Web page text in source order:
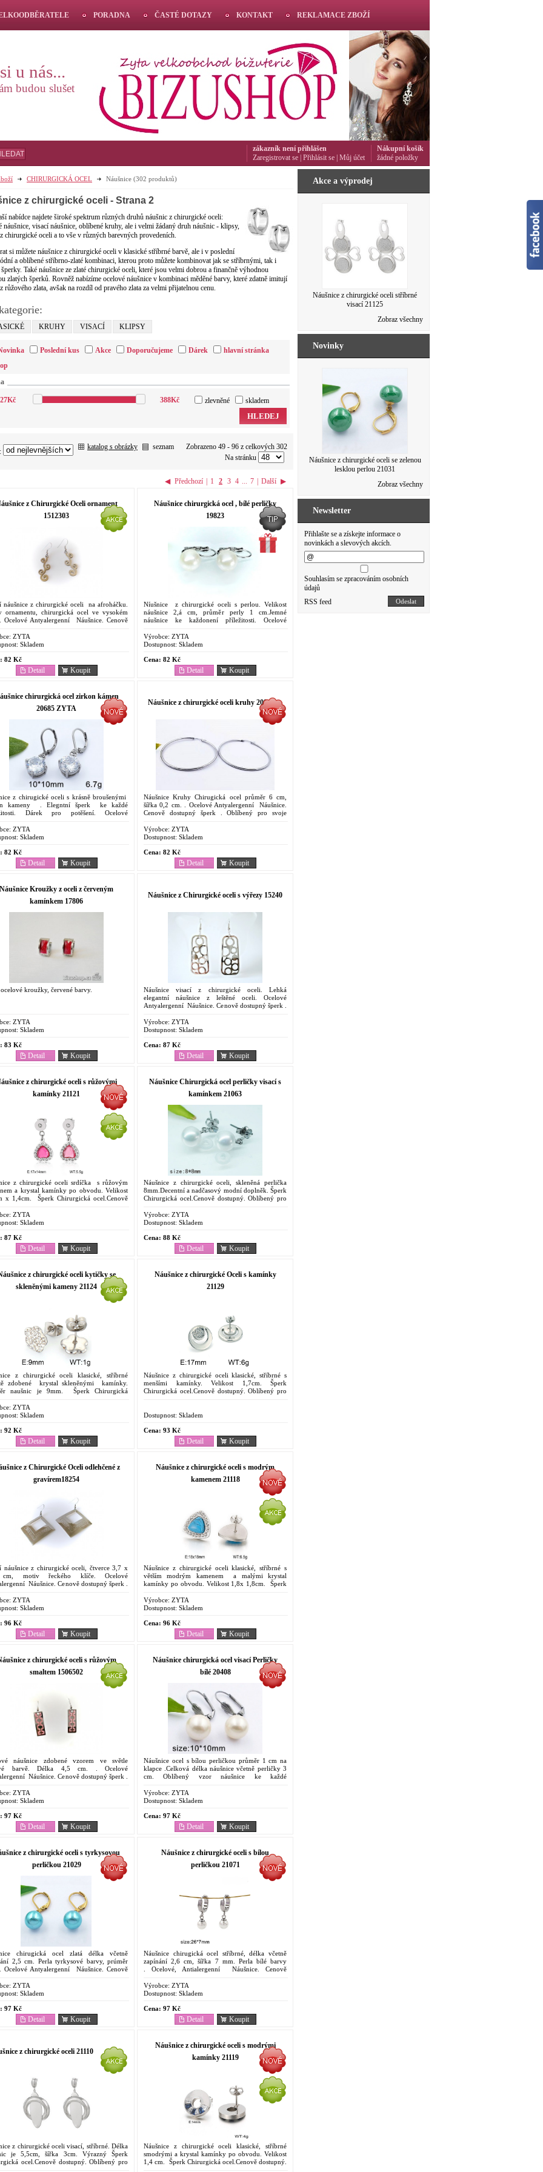
CHIRURGICKÁ OCEL Náušnice (302 produktů)
z chirurgické oceli - Strana 2
nabídce najdete široké spektrum různých druhů náušnic z chirurgické oceli:
náušnice, visací náušnice, oblíbené kruhy, ale i velmi žádaný druh náušnic - klipsy,
chirurgické oceli a to vše v různých barevných provedeních.
si můžete náušnice z chirurgické oceli v klasické stříbrné barvě, ale i v poslední
a oblíbené stříbrno-zlaté kombinaci, kterou proto můžete kombinovat jak se stříbrnými, tak i
Také náušnice ze zlaté chirurgické oceli, které jsou velmi dobrou a finančně výhodnou
zlatých šperků. Rovněž nabízíme ocelové náušnice v kombinaci měděné barvy, které zdatně imitují
růžového zlata, avšak na rozdíl od pravého zlata za velmi přijatelnou cenu.
KRUHY VISACÍ KLIPSY
Poslední kus Akce Doporučujeme Dárek
hlavní stránka
27Kč 388Kč zlevněné skladem
HLEDEJ
katalog s obrázky seznam
Zobrazeno 49 - 96 z celkových 302
Na stránku
◀ Předchozí | 1 2 3 4 7 | Další ▶
z Chirurgické Oceli ornament
1512303
náušnice z chirurgické oceli na afroháčku.
ornamentu, chirurgická ocel ve vysokém
Ocelové Antyalergenní Náušnice. Cenově
ZYTA
Skladem
82 Kč
Koupit
Detail
Náušnice chirurgická ocel , bílé perličky
19823
Níušnice z chirurgické oceli s perlou. Velikost
náušnice 2,á cm, průměr perly 1 cm.Jemné
náušnice ke každonení příležitosti. Ocelové
....
Výrobce: ZYTA
Dostupnost: Skladem
Cena: 82 Kč
Koupit
Detail
chirurgická ocel zirkon kámen
20685 ZYTA
z chirugické oceli s krásně broušenými
kameny . Elegntní šperk ke každé
Dárek pro potěšení. Ocelové
ZYTA
Skladem
82 Kč
Koupit
Detail
Náušnice z chirurgické oceli kruhy 20842
Náušnice Kruhy Chirugická ocel průměr 6 cm,
šířka 0,2 cm. . Ocelové Antyalergenní Náušnice.
Cenově dostupný šperk . Oblíbený pro svoje
Výrobce: ZYTA
Dostupnost: Skladem
Cena: 82 Kč
Koupit
Detail
Náušnice Kroužky z oceli z červeným
kamínkem 17806
kroužky, červené barvy.
ZYTA
Skladem
83 Kč
Koupit
Detail
Náušnice z Chirurgické oceli s výřezy 15240
Náušnice visací z chirurgické oceli. Lehká
elegantní náušnice z leštěné oceli. Ocelové
Antyalergenní Náušnice. Cenově dostupný šperk .
korozi....
Výrobce: ZYTA
Dostupnost: Skladem
Cena: 87 Kč
Koupit
Detail
z chirurgické oceli s růžovými
kamínky 21121
z chirurgické oceli srdíčka s růžovým
a krystal kamínky po obvodu. Velikost
x 1,4cm. Šperk Chirurgická ocel.Cenově
ZYTA
Skladem
87 Kč
Koupit
Detail
Náušnice Chirurgická ocel perličky visací s
kamínkem 21063
Náušnice z chirurgické oceli, skleněná perlička
8mm.Decentní a nadčasový modní doplněk. Šperk
Chirurgická ocel.Cenově dostupný. Oblíbený pro
Výrobce: ZYTA
Dostupnost: Skladem
Cena: 88 Kč
Koupit
Detail
z chirurgické oceli kytičky se
skleněnými kameny 21124
z chirurgické oceli klasické, stříbrné
zdobené krystal skleněnými kamínky.
naušnic je 9mm. Šperk Chirurgická
ZYTA
Skladem
92 Kč
Koupit
Detail
Náušnice z chirurgické Oceli s kamínky
21129
Náušnice z chirurgické oceli klasické, stříbrné s
menšími kamínky. Velikost 1,7cm. Šperk
Chirurgická ocel.Cenově dostupný. Oblíbený pro
Dostupnost: Skladem
Cena: 93 Kč
Koupit
Detail
z Chirurgické Oceli odlehčené z
gravírem18254
náušnice z chirurgické oceli, čtverce 3,7 x
motiv řeckého klíče. Ocelové
Náušnice. Cenově dostupný šperk .
ZYTA
Skladem
96 Kč
Koupit
Detail
Náušnice z chirurgické oceli s modrým
kamenem 21118
Náušnice z chirurgické oceli klasické, stříbrné s
větším modrým kamenem a malými krystal
kamínky po obvodu. Velikost 1,8x 1,8cm. Šperk
svoje...
Výrobce: ZYTA
Dostupnost: Skladem
Cena: 96 Kč
Koupit
Detail
z chirurgické oceli s růžovým
smaltem 1506502
náušnice zdobené vzorem ve světle
barvě. Délka 4,5 cm. . Ocelové
Náušnice. Cenově dostupný šperk .
ZYTA
Skladem
97 Kč
Koupit
Detail
Náušnice chirurgická ocel visací Perličky
bílé 20408
Náušnice ocel s bílou perličkou průměr 1 cm na
klapce .Celková délka náušnice včetně perličky 3
cm. Oblíbený vzor náušnice ke každé
Cenově...
Výrobce: ZYTA
Dostupnost: Skladem
Cena: 97 Kč
Koupit
Detail
z chirurgické oceli s tyrkysovou
perličkou 21029
chirugická ocel zlatá délka včetně
2,5 cm. Perla tyrkysové barvy, prúměr
Ocelové Antyalergenní Náušnice. Cenově
ZYTA
Skladem
97 Kč
Koupit
Detail
Náušnice z chirurgické oceli s bílou
perličkou 21071
Náušnice chirugická ocel stříbrné, délka včetně
zapínání 2,6 cm, šířka 7 mm. Perla bílé barvy
. Ocelové, Antialergenní Náušnice. Cenově
Odolnost...
Výrobce: ZYTA
Dostupnost: Skladem
Cena: 97 Kč
Koupit
Detail
z chirurgické oceli 21110
z chirurgické oceli visací, stříbrné. Délka
je 5,5cm, šířka 3cm. Výrazný Šperk
ocel.Cenově dostupný. Oblíbený pro
Náušnice z chirurgické oceli s modrými
kamínky 21119
Náušnice z chirurgické oceli klasické, stříbrné
smodrými a krystal kamínky po obvodu. Velikost
1,4 cm. Šperk Chirurgická ocel.Cenově dostupný.
Akce a výprodej
Náušnice z chirurgické oceli stříbrné
visací 21125
Náušnice z chirurgické oceli kytičky se
skleněnými kameny 21124
Zobraz všechny
Novinky
Náušnice z chirurgické oceli se zelenou
lesklou perlou 21031
Řetízek ocelový zlatý UNISEX 20433
Zobraz všechny
Newsletter
Přihlašte se a získejte informace o
novinkách a slevových akcích.
Souhlasím se zpracováním osobních
údajů
Odeslat
RSS feed
PORADNA ČASTÉ DOTAZY KONTAKT REKLAMACE ZBOŽÍ
u nás...
budou slušet
Nákupní košík
žádné položky
zákazník není přihlášen
Zaregistrovat se Přihlásit se Můj účet